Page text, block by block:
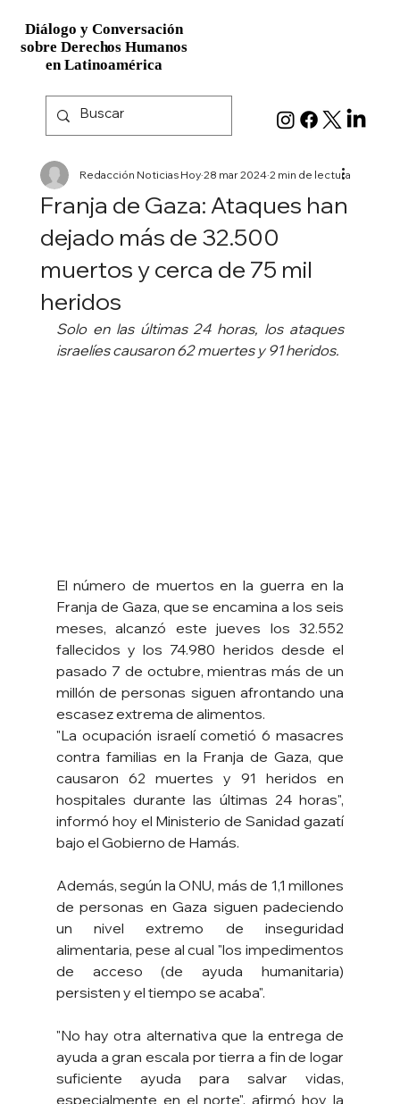
Diálogo y Conversación
sobre Derechos Humanos
en Latinoamérica
Diálogo y Conversación
sobre Derechos Humanos
en Latinoamérica
Franja de Gaza: Ataques han
dejado más de 32.500
muertos y cerca de 75 mil
heridos
Redacción Noticias Hoy 28 mar 2024 2 min de lectura
Solo en las últimas 24 horas, los ataques
israelíes causaron 62 muertes y 91 heridos.
El número de muertos en la guerra en la
Franja de Gaza, que se encamina a los seis
meses, alcanzó este jueves los 32.552
fallecidos y los 74.980 heridos desde el
pasado 7 de octubre, mientras más de un
millón de personas siguen afrontando una
escasez extrema de alimentos.
"La ocupación israelí cometió 6 masacres
contra familias en la Franja de Gaza, que
causaron 62 muertes y 91 heridos en
hospitales durante las últimas 24 horas",
informó hoy el Ministerio de Sanidad gazatí
bajo el Gobierno de Hamás.
Además, según la ONU, más de 1,1 millones
de personas en Gaza siguen padeciendo
un nivel extremo de inseguridad
alimentaria, pese al cual "los impedimentos
de acceso (de ayuda humanitaria)
persisten y el tiempo se acaba".
"No hay otra alternativa que la entrega de
ayuda a gran escala por tierra a fin de logar
suficiente ayuda para salvar vidas,
especialmente en el norte", afirmó hoy la